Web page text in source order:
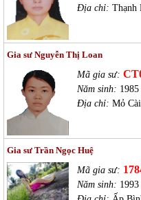
Địa chỉ: Thạnh
Gia sư Nguyễn Thị Loan
Mã gia sư:
Năm sinh: 1985
Địa chỉ: Mỏ
Gia sư Trần Ngọc Huệ
Mã gia sư:
Năm sinh: 1993